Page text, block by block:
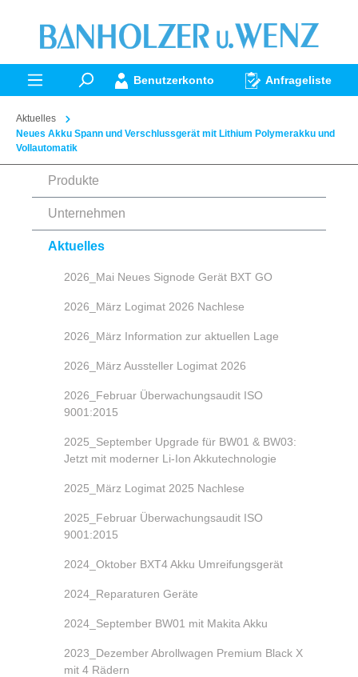
springen
Benutzerkonto Anfrageliste
Aktuelles
Neues Akku Spann und Verschlussgerät mit Lithium Polymerakku und
Vollautomatik
Produkte
Unternehmen
Aktuelles
2026_Mai Neues Signode Gerät BXT GO
2026_März Logimat 2026 Nachlese
2026_März Information zur aktuellen Lage
2026_März Aussteller Logimat 2026
2026_Februar Überwachungsaudit ISO
9001:2015
2025_September Upgrade für BW01 & BW03:
Jetzt mit moderner Li-Ion Akkutechnologie
2025_März Logimat 2025 Nachlese
2025_Februar Überwachungsaudit ISO
9001:2015
2024_Oktober BXT4 Akku Umreifungsgerät
2024_Reparaturen Geräte
2024_September BW01 mit Makita Akku
2023_Dezember Abrollwagen Premium Black X
mit 4 Rädern